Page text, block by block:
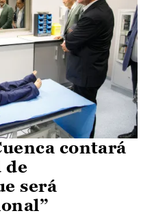
contará
de
será